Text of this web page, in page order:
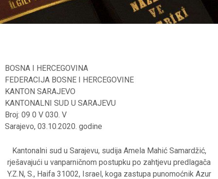
BOSNA I HERCEGOVINA
FEDERACIJA BOSNE I HERCEGOVINE
KANTON SARAJEVO
KANTONALNI SUD U SARAJEVU
Broj: 09 0 V 030. V
Sarajevo, 03.10.2020. godine
Kantonalni sud u Sarajevu, sudija Amela Mahić Samardžić,
rješavajući u vanparničnom postupku po zahtjevu predlagača
Y.Z.N, S., Haifa 31002, Israel, koga zastupa punomoćnik Azur